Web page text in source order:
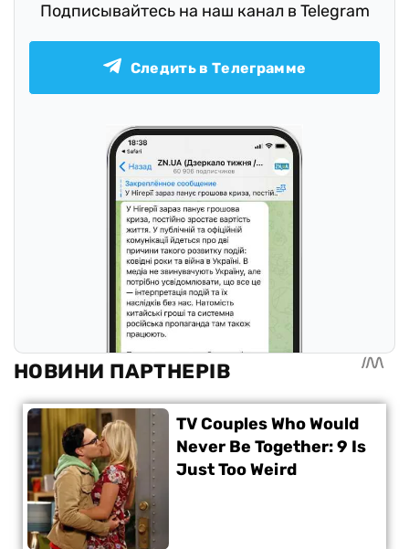
Подписывайтесь на наш канал в Telegram
Следить в Телеграмме